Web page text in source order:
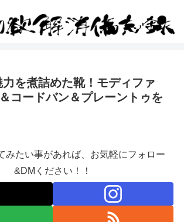
を煮詰めた靴！モディファ
コードバン＆プレーントゥを
みたい事があれば、お気軽にフォロー
&DMください！！